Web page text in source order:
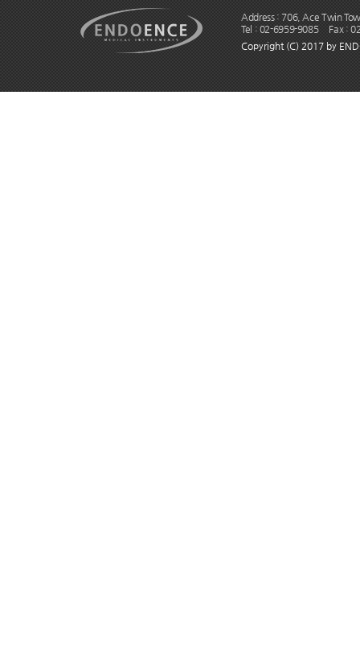
Address : 706, Ace Twin
Tel : 02-6959-9085 Fax :
Copyright (C) 2017 by